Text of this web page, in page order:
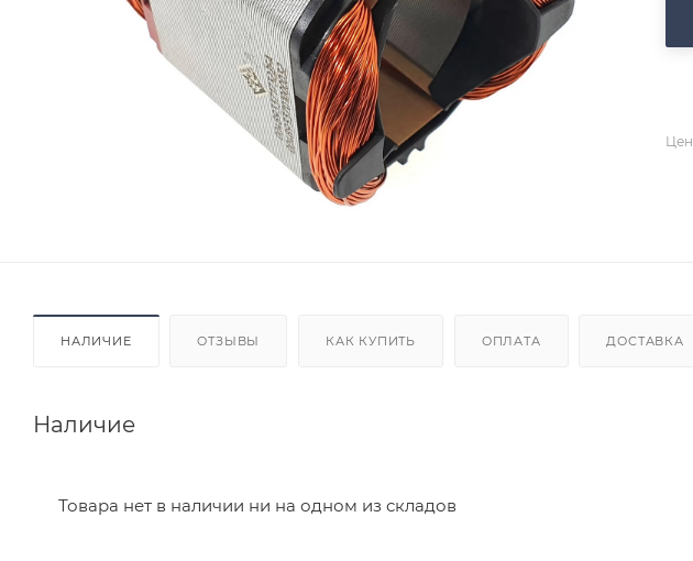
НАЛИЧИЕ ОТЗЫВЫ КАК КУПИТЬ ОПЛАТА ДОСТАВКА
Наличие
Товара нет в наличии ни на одном из складов